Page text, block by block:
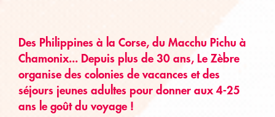
Des Philippines à la Corse, du Macchu Pichu à
Chamonix... Depuis plus de 30 ans, Le Zèbre
organise des colonies de vacances et des
séjours jeunes adultes pour donner aux 4-25
ans le goût du voyage !